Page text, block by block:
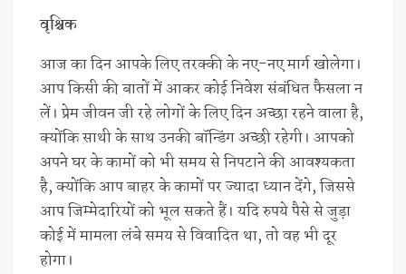
वृश्चिक
आज का दिन आपके लिए तरक्की के नए-नए मार्ग खोलेगा।
आप किसी की बातों में आकर कोई निवेश संबंधित फैसला न
लें। प्रेम जीवन जी रहे लोगों के लिए दिन अच्छा रहने वाला है,
क्योंकि साथी के साथ उनकी बॉन्डिंग अच्छी रहेगी। आपको
अपने घर के कामों को भी समय से निपटाने की आवश्यकता
है, क्योंकि आप बाहर के कामों पर ज्यादा ध्यान देंगे, जिससे
आप जिम्मेदारियों को भूल सकते हैं। यदि रुपये पैसे से जुड़ा
कोई में मामला लंबे समय से विवादित था, तो वह भी दूर
होगा।